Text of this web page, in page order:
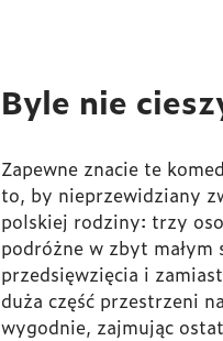
Byle nie
Zapewne znacie te
to, by nieprzewidziany
polskiej rodziny: trzy
podróżne w zbyt
przedsięwzięcia i
duża część przestrzeni
wygodnie, zajmując